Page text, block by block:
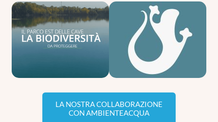
LA NOSTRA COLLABORAZIONE
CON AMBIENTEACQUA